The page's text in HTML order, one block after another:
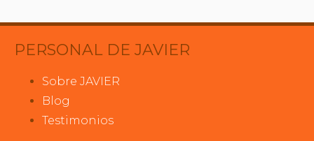
PERSONAL DE JAVIER
Sobre JAVIER
Blog
Testimonios